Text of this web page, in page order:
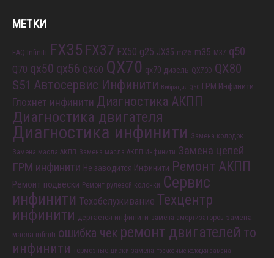
МЕТКИ
FAQ Infiniti FX35 FX37 FX50 g25 JX35 m25 m35 M37 q50
Q70 qx50 qx56 QX60 QX70 qx70 дизель QX70D QX80
S51 Автосервис Инфинити Вибрация Q50 ГРМ Инфинити
Глохнет инфинити Диагностика АКПП
Диагностика двигателя
Диагностика инфинити Замена колодок
Замена масла АКПП Замена масла АКПП Инфинити Замена цепей
ГРМ инфинити Не заводится Инфинити Ремонт АКПП
Ремонт подвески Ремонт рулевой колонки Сервис
инфинити Техобслуживание Техцентр
инфинити дергается инфинити замена амортизаторов замена
масла infiniti ошибка чек ремонт двигателей то
инфинити тормозные диски замена тормозные колодки замена